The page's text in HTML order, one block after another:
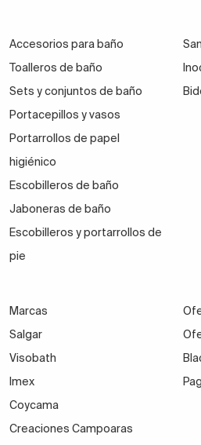
Accesorios para baño
Toalleros de baño
Sets y conjuntos de baño
Portacepillos y vasos
Portarrollos de papel
higiénico
Escobilleros de baño
Jaboneras de baño
Escobilleros y portarrollos de
pie
Marcas
Salgar
Visobath
Imex
Coycama
Creaciones Campoaras